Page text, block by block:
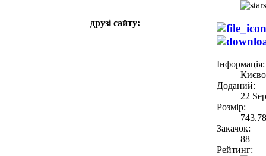
друзі сайту:
Інформація:
Доданий:
22
Розмір:
Закачок:
88
Рейтинг: